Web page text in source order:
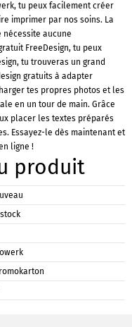
tu peux facilement créer
imprimer par nos soins. La
aucune
FreeDesign, tu peux
tu trouveras un grand
gratuits à adapter
tes propres photos et les
en un tour de main. Grâce
placer les textes préparés
Essayez-le dès maintenant et
ligne !
produit
stock